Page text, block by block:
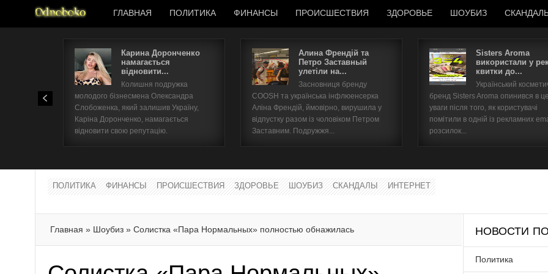
ГЛАВНАЯ ПОЛИТИКА ФИНАНСЫ ПРОИСШЕСТВИЯ ЗДОРОВЬЕ ШОУБИЗ
Карина Доронченко
намагається
відновити...
Колишня подружка
молодого бізнесмена Олександра
Слобоженка, який залишив Україну,
Каріна Доронченко, намагається
відновити свою репутацію.
Алина Френдій та
Петро Заставный
улетіли на...
Засновниця бренду
COOSH та українська інфлюенсерка
Аліна Френдій, ймовірно, вирушила у
відпустку разом із чоловіком Петром
Заставним. Подружжя...
Sisters Aroma
використали у
квитки до...
Український
бренд Sisters Aroma опинився в
уваги після того, як користувачі
помітили в одній із рекламних
розсилок...
ПОЛИТИКА ФИНАНСЫ ПРОИСШЕСТВИЯ ЗДОРОВЬЕ ШОУБИЗ СКАНДАЛЫ ИНТЕРНЕТ
Главная » Шоубиз » Солистка «Пара Нормальных» полностью обнажилась НОВОСТИ
Политика
Имя пользователя
Забыли имя пользователя?